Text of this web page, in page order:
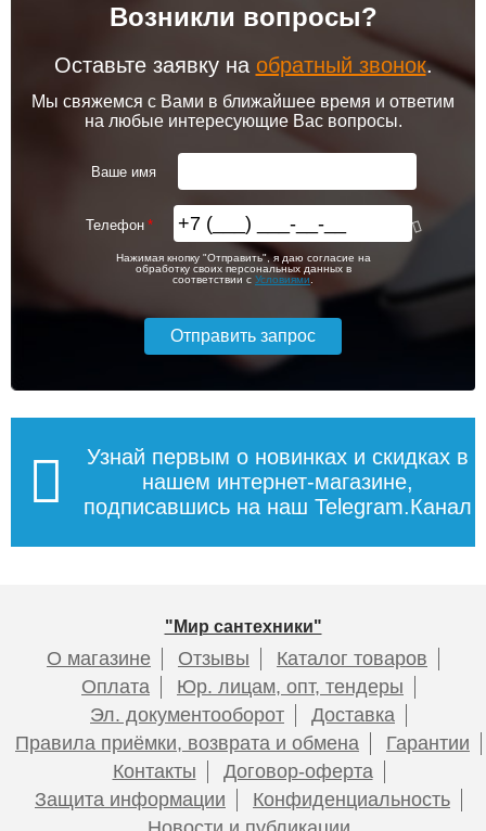
Возникли вопросы?
Оставьте заявку на обратный звонок.
Мы свяжемся с Вами в ближайшее время и ответим
на любые интересующие Вас вопросы.
Ваше имя
Телефон
Нажимая кнопку "Отправить", я даю согласие на
обработку своих персональных данных в
соответствии с Условиями.
Узнай первым о новинках и скидках в
нашем интернет-магазине,
подписавшись на наш Telegram.Канал
"Мир сантехники"
О магазине Отзывы
Каталог товаров
Оплата
Юр. лицам, опт, тендеры
Эл. документооборот
Доставка
Правила приёмки, возврата и обмена
Гарантии
Контакты
Договор-оферта
Защита информации
Конфиденциальность